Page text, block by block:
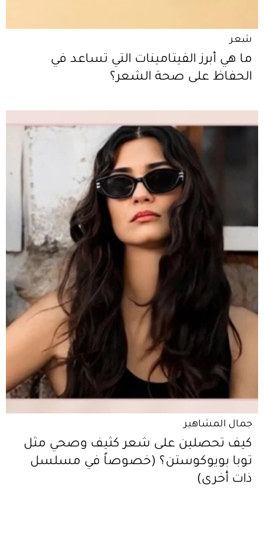
شعر
ما هي أبرز الفيتامينات التي تساعد في
الحفاظ على صحة الشعر؟
جمال المشاهير
كيف تحصلين على شعر كثيف وصحي مثل
توبا بويوكوستن؟ (خصوصاً في مسلسل
ذات أخرى)